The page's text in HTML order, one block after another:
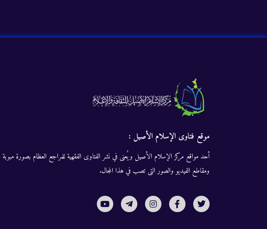
موقع فتاوى الإسلام الأصيل :
أحد مواقع مركز الإسلام الأصيل ويُعنى في نشر الفتاوى الفقهية للمراجع العظام بصورة
ومقاطع الفيديو والصور التى تصب في هذا المجال.